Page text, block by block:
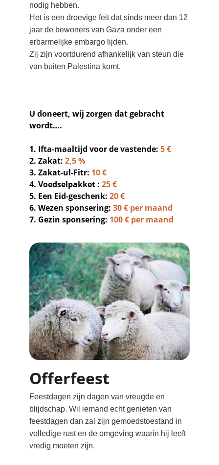
nodig hebben.
Het is een droevige feit dat sinds meer dan 12
jaar de bewoners van Gaza onder een
erbarmelijke embargo lijden.
Zij zijn voortdurend afhankelijk van steun die
van buiten Palestina komt.
U doneert, wij zorgen dat gebracht
wordt….
1. Ifta-maaltijd voor de vastende: 5 €
2. Zakat: 2,5 %
3. Zakat-ul-Fitr: 10 €
4. Voedselpakket : 25 €
5. Een Eid-geschenk: 20 €
6. Wezen sponsering: 30 € per maand
7. Gezin sponsering: 100 € per maand
Offerfeest
Feestdagen zijn dagen van vreugde en
blijdschap. Wil iemand echt genieten van
feestdagen dan zal zijn gemoedstoestand in
volledige rust en de omgeving waarin hij leeft
vredig moeten zijn.